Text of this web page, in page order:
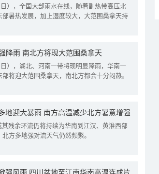
），全国大部雨水在线，随着副热带高压北
暑热发展，加上湿度较大，大范围桑拿天持
降雨 南北方将现大范围桑拿天
），湖北、河南一带将现明显降雨，华南一
将迎大范围桑拿天，南北方都会十分闷热。
地迎大暴雨 南方高温减少北方暑意增强
残余环流仍将持续为华南到江汉、黄淮西部
方多地强对流天气仍然频繁。